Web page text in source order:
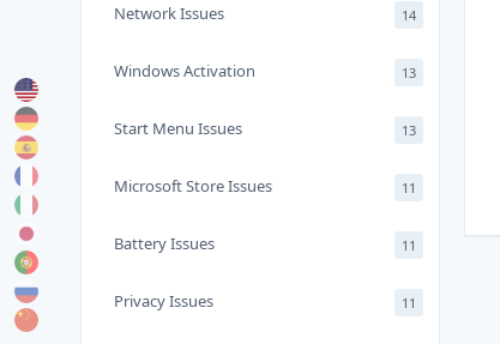
Network Issues 14
Windows Activation 13
Start Menu Issues 13
Microsoft Store Issues 11
Battery Issues 11
Privacy Issues 11